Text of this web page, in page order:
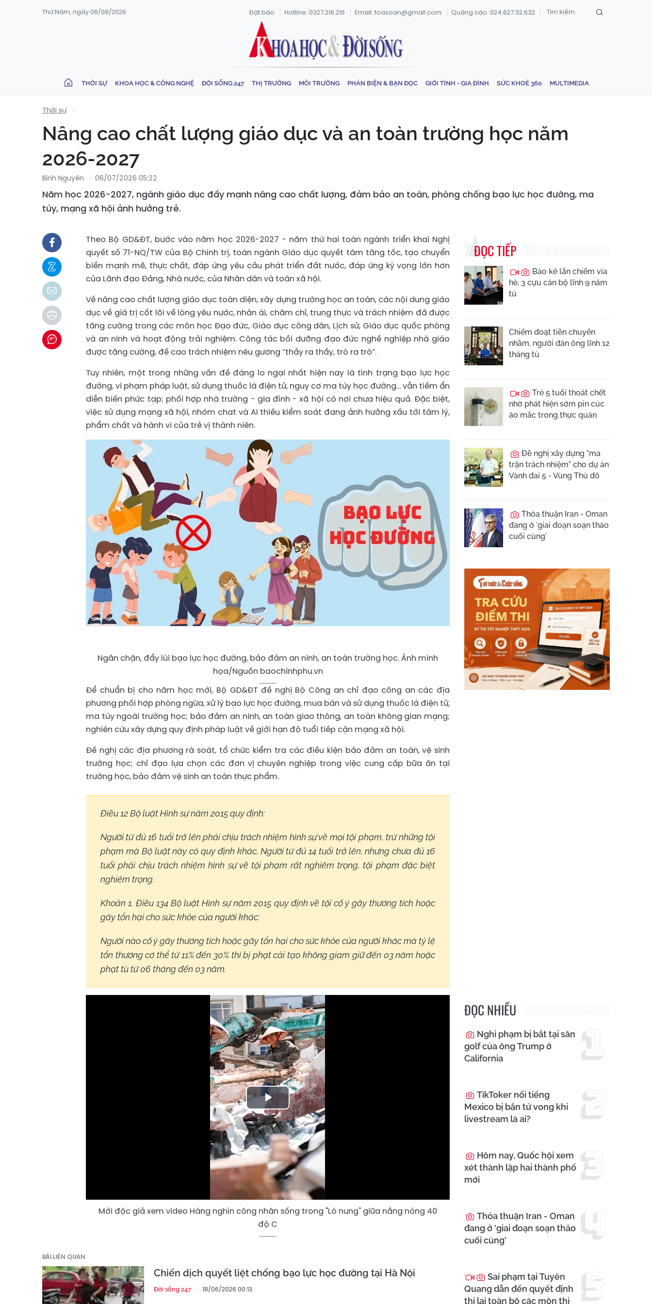
Thứ Năm, ngày 06/08/2026 Đặt báo Hotline: 0327.216.216 Email: toasoan@gmail.com Quảng cáo: 024.627.32.632
THỜI SỰ KHOA HỌC & CÔNG NGHỆ ĐỜI SỐNG 247 THỊ TRƯỜNG MÔI TRƯỜNG PHẢN BIỆN & BẠN ĐỌC GIỚI TÍNH - GIA ĐÌNH SỨC KHOẺ 360 MULTIMEDIA
Thời sự
Nâng cao chất lượng giáo dục và an toàn trường học năm
2026-2027
Bình Nguyên 06/07/2026 05:22
Năm học 2026-2027, ngành giáo dục đẩy mạnh nâng cao chất lượng, đảm bảo an toàn, phòng chống bạo lực học đường, ma
túy, mạng xã hội ảnh hưởng trẻ.
Theo Bộ GD&ĐT, bước vào năm học 2026-2027 - năm thứ hai toàn ngành triển khai Nghị
quyết số 71-NQ/TW của Bộ Chính trị, toàn ngành Giáo dục quyết tâm tăng tốc, tạo chuyển
biến mạnh mẽ, thực chất, đáp ứng yêu cầu phát triển đất nước, đáp ứng kỳ vọng lớn hơn
của Lãnh đạo Đảng, Nhà nước, của Nhân dân và toàn xã hội.
Về nâng cao chất lượng giáo dục toàn diện, xây dựng trường học an toàn, các nội dung giáo
dục về giá trị cốt lõi về lòng yêu nước, nhân ái, chăm chỉ, trung thực và trách nhiệm đã được
tăng cường trong các môn học Đạo đức, Giáo dục công dân, Lịch sử, Giáo dục quốc phòng
và an ninh và hoạt động trải nghiệm. Công tác bồi dưỡng đạo đức nghề nghiệp nhà giáo
được tăng cường, đề cao trách nhiệm nêu gương “thầy ra thầy, trò ra trò”.
Tuy nhiên, một trong những vấn đề đáng lo ngại nhất hiện nay là tình trạng bạo lực học
đường, vi phạm pháp luật, sử dụng thuốc lá điện tử, nguy cơ ma túy học đường… vẫn tiềm ẩn
diễn biến phức tạp; phối hợp nhà trường - gia đình - xã hội có nơi chưa hiệu quả. Đặc biệt,
việc sử dụng mạng xã hội, nhóm chat và AI thiếu kiểm soát đang ảnh hưởng xấu tới tâm lý,
phẩm chất và hành vi của trẻ vị thành niên.
Ngăn chặn, đẩy lùi bạo lực học đường, bảo đảm an ninh, an toàn trường học. Ảnh minh
họa/Nguồn baochinhphu.vn
Để chuẩn bị cho năm học mới, Bộ GD&ĐT đề nghị Bộ Công an chỉ đạo công an các địa
phương phối hợp phòng ngừa, xử lý bạo lực học đường, mua bán và sử dụng thuốc lá điện tử,
ma túy ngoài trường học; bảo đảm an ninh, an toàn giao thông, an toàn không gian mạng;
nghiên cứu xây dựng quy định pháp luật về giới hạn độ tuổi tiếp cận mạng xã hội.
Đề nghị các địa phương rà soát, tổ chức kiểm tra các điều kiện bảo đảm an toàn, vệ sinh
trường học; chỉ đạo lựa chọn các đơn vị chuyên nghiệp trong việc cung cấp bữa ăn tại
trường học, bảo đảm vệ sinh an toàn thực phẩm.
Điều 12 Bộ luật Hình sự năm 2015 quy định:
Người từ đủ 16 tuổi trở lên phải chịu trách nhiệm hình sự về mọi tội phạm, trừ những tội
phạm mà Bộ luật này có quy định khác. Người từ đủ 14 tuổi trở lên, nhưng chưa đủ 16
tuổi phải chịu trách nhiệm hình sự về tội phạm rất nghiêm trọng, tội phạm đặc biệt
nghiêm trọng.
Khoản 1, Điều 134 Bộ luật Hình sự năm 2015 quy định về tội cố ý gây thương tích hoặc
gây tổn hại cho sức khỏe của người khác:
Người nào cố ý gây thương tích hoặc gây tổn hại cho sức khỏe của người khác mà tỷ lệ
tổn thương cơ thể từ 11% đến 30% thì bị phạt cải tạo không giam giữ đến 03 năm hoặc
phạt tù từ 06 tháng đến 03 năm.
Play
Video
Mời độc giả xem video Hàng nghìn công nhân sống trong "Lò nung" giữa nắng nóng 40
độ C
BÀI LIÊN QUAN
Chiến dịch quyết liệt chống bạo lực học đường tại Hà Nội
Đời sống 247 18/06/2026 00:13
ĐỌC TIẾP
Bảo kê lấn chiếm vỉa
hè, 3 cựu cán bộ lĩnh 9 năm
tù
Chiếm đoạt tiền chuyển
nhầm, người đàn ông lĩnh 12
tháng tù
Trẻ 5 tuổi thoát chết
nhờ phát hiện sớm pin cúc
áo mắc trong thực quản
Đề nghị xây dựng "ma
trận trách nhiệm" cho dự án
Vành đai 5 - Vùng Thủ đô
Thỏa thuận Iran - Oman
đang ở 'giai đoạn soạn thảo
cuối cùng'
ĐỌC NHIỀU
Nghi phạm bị bắt tại sân
golf của ông Trump ở
California
TikToker nổi tiếng
Mexico bị bắn tử vong khi
livestream là ai?
Hôm nay, Quốc hội xem
xét thành lập hai thành phố
mới
Thỏa thuận Iran - Oman
đang ở 'giai đoạn soạn thảo
cuối cùng'
Sai phạm tại Tuyên
Quang dẫn đến quyết định
thi lại toàn bộ các môn thi